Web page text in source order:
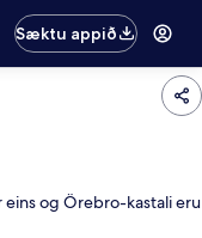
Sæktu appið
og Örebro-kastali eru